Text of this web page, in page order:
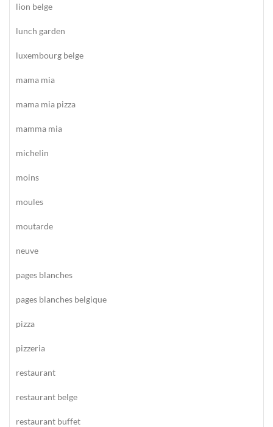
lion belge
lunch garden
luxembourg belge
mama mia
mama mia pizza
mamma mia
michelin
moins
moules
moutarde
neuve
pages blanches
pages blanches belgique
pizza
pizzeria
restaurant
restaurant belge
restaurant buffet